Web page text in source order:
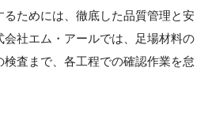
ためには、徹底した品質管理と安
社エム・アールでは、足場材料の
査まで、各工程での確認作業を怠